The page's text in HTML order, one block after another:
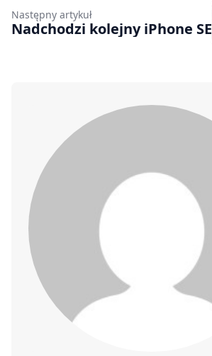
Następny artykuł
Nadchodzi kolejny iPhone SE